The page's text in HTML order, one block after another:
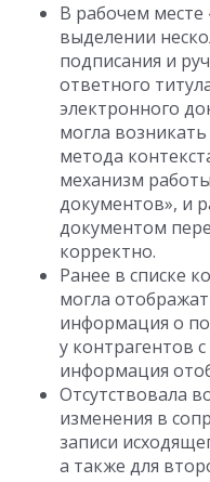
В рабочем
выделении
подписания и
ответного
электронного
могла
метода
механизм
документов», и
документом
корректно.
Ранее в списке
могла
информация о
у контрагентов
информация
Отсутствовала
изменения в
записи
а также для